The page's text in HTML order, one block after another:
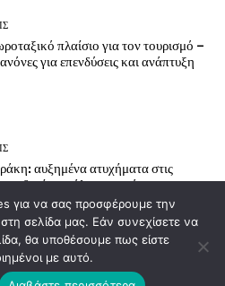
πλαίσιο για τον τουρισμό –
για επενδύσεις και ανάπτυξη
αυξημένα ατυχήματα στις
– οδηγίες πρόληψης από το
Κλιμάκιο Σαμοθράκης
more
για να σας προσφέρουμε την
σελίδα μας. Εάν συνεχίσετε να
θα υποθέσουμε πως είστε
με αυτό.